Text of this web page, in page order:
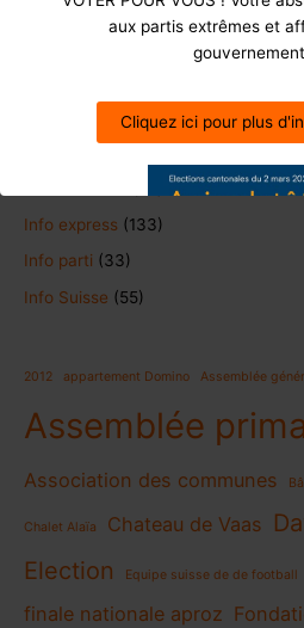
aux partis extrêmes et
Cliquez ici pour plus
Actualite ACCM(12)
Info express (133)
Info parti (33)
Info Suisse (55)
2012 appartement Domino Assemblée
Assemblée
Association des communes
Chalet Alaïa Chateau de Vaas
Election
Equipe suisse de de football
finale nationale aproz